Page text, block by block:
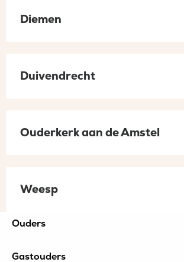
Diemen
Duivendrecht
Ouderkerk aan de Amstel
Weesp
Site
footer
Ouders
Gastouders